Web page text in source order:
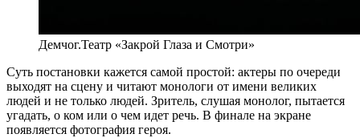
Демчог.Театр «Закрой Глаза и Смотри»
Суть постановки кажется самой простой: актеры по очереди
выходят на сцену и читают монологи от имени великих
людей и не только людей. Зритель, слушая монолог, пытается
угадать, о ком или о чем идет речь. В финале на экране
появляется фотография героя.